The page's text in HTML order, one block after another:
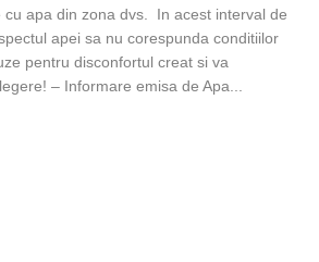
cu apa din zona dvs. In acest interval de
apei sa nu corespunda conditiilor
pentru disconfortul creat si va
– Informare emisa de Apa...